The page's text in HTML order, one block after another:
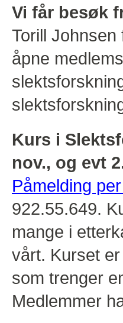
Vi får besøk
Torill
åpne
Kurs i
nov., og evt
Påmelding
922.55.649.
mange i
vårt. Kurset
som trenger
Medlemmer